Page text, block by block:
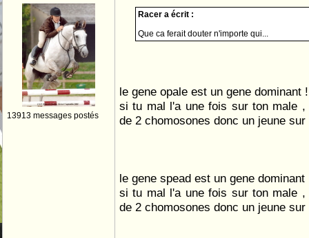
13913 messages postés
Racer a écrit :
Que ca ferait douter n'importe qui...
le gene opale est un gene dominant !
si tu mal l'a une fois sur ton male
de 2 chomosones donc un jeune
le gene spead est un gene dominant
si tu mal l'a une fois sur ton male
de 2 chomosones donc un jeune